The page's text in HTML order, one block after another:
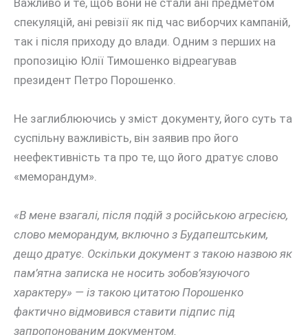
спекуляцій, ані ревізії як під час виборчих кампаній,
так і після приходу до влади. Одним з перших на
пропозицію Юлії Тимошенко відреагував
президент Петро Порошенко.
Не заглиблюючись у зміст документу, його суть та
суспільну важливість, він заявив про його
неефективність та про те, що його дратує слово
«меморандум».
«В мене взагалі, після подій з російською агресією,
слово меморандум, включно з Будапештським,
дещо дратує. Оскільки документ з такою назвою як
пам’ятна записка не носить зобов’язуючого
характеру» — із такою цитатою Порошенко
фактично відмовився ставити підпис під
запропонованим документом.